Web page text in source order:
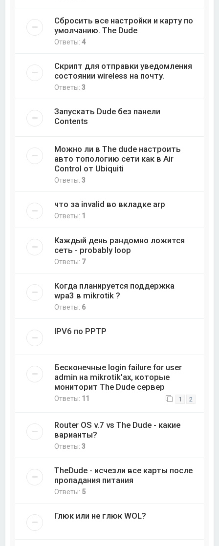
Сбросить все настройки и карту по
умолчанию. The Dude
Ответы:4
Скрипт для отправки уведомления
состоянии wireless на почту.
Ответы:3
Запускать Dude без панели
Contents
Можно ли в The dude настроить
авто топологию сети как в Air
Control от Ubiquiti
Ответы:3
что за invalid во вкладке arp
Ответы: 1
Каждый день рандомно ложится
сеть - probably loop
Ответы: 7
Когда планируется поддержка
wpa3 в mikrotik ?
Ответы: 6
IPV6 по PPTP
Бесконечные login failure for user
admin на mikrotik'ах, которые
мониторит The Dude сервер
Ответы: 11 1 2
Router OS v.7 vs The Dude - какие
варианты?
Ответы:3
TheDude - исчезли все карты после
пропадания питания
Ответы: 5
Глюк или не глюк WOL?